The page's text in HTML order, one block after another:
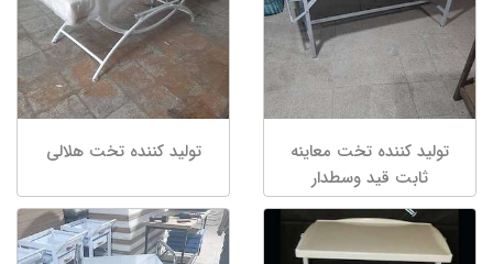
تولید کننده تخت معاینه
ثابت قید وسطدار
تولید کننده تخت هلالی